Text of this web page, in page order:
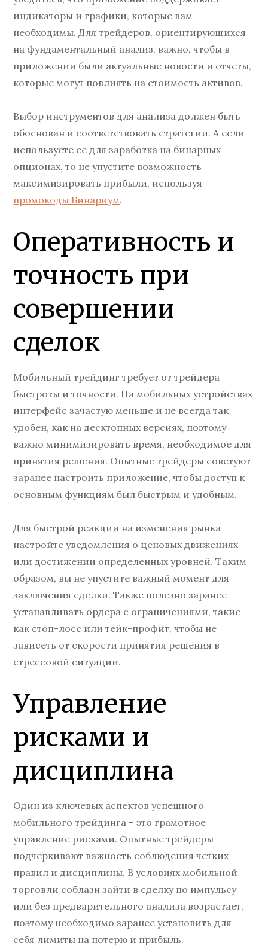
индикаторы и графики, которые вам
необходимы. Для трейдеров, ориентирующихся
на фундаментальный анализ, важно, чтобы в
приложении были актуальные новости и отчеты,
которые могут повлиять на стоимость активов.
Выбор инструментов для анализа должен быть
обоснован и соответствовать стратегии. А если
используете ее для заработка на бинарных
опционах, то не упустите возможность
максимизировать прибыли, используя
промокоды Бинариум.
Оперативность и
точность при
совершении
сделок
Мобильный трейдинг требует от трейдера
быстроты и точности. На мобильных устройствах
интерфейс зачастую меньше и не всегда так
удобен, как на десктопных версиях, поэтому
важно минимизировать время, необходимое для
принятия решения. Опытные трейдеры советуют
заранее настроить приложение, чтобы доступ к
основным функциям был быстрым и удобным.
Для быстрой реакции на изменения рынка
настройте уведомления о ценовых движениях
или достижении определенных уровней. Таким
образом, вы не упустите важный момент для
заключения сделки. Также полезно заранее
устанавливать ордера с ограничениями, такие
как стоп-лосс или тейк-профит, чтобы не
зависеть от скорости принятия решения в
стрессовой ситуации.
Управление
рисками и
дисциплина
Один из ключевых аспектов успешного
мобильного трейдинга – это грамотное
управление рисками. Опытные трейдеры
подчеркивают важность соблюдения четких
правил и дисциплины. В условиях мобильной
торговли соблазн зайти в сделку по импульсу
или без предварительного анализа возрастает,
поэтому необходимо заранее установить для
себя лимиты на потерю и прибыль.